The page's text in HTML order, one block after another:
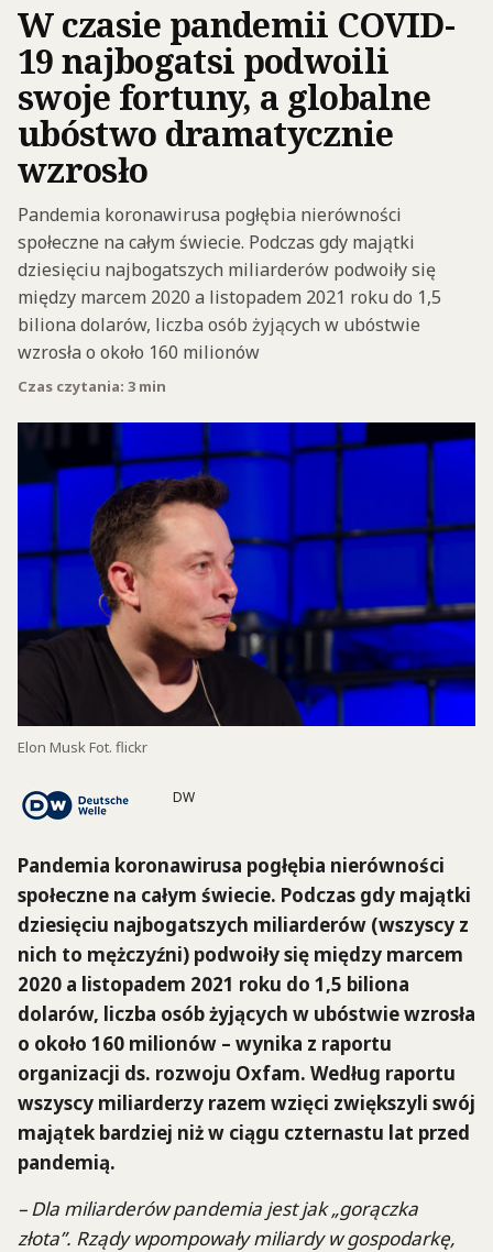
W czasie pandemii COVID-
19 najbogatsi podwoili
swoje fortuny, a globalne
ubóstwo dramatycznie
wzrosło
Pandemia koronawirusa pogłębia nierówności
społeczne na całym świecie. Podczas gdy majątki
dziesięciu najbogatszych miliarderów podwoiły się
między marcem 2020 a listopadem 2021 roku do 1,5
biliona dolarów, liczba osób żyjących w ubóstwie
wzrosła o około 160 milionów
Czas czytania: 3 min
Elon Musk Fot. flickr
DW
Pandemia koronawirusa pogłębia nierówności
społeczne na całym świecie. Podczas gdy majątki
dziesięciu najbogatszych miliarderów (wszyscy z
nich to mężczyźni) podwoiły się między marcem
2020 a listopadem 2021 roku do 1,5 biliona
dolarów, liczba osób żyjących w ubóstwie wzrosła
o około 160 milionów – wynika z raportu
organizacji ds. rozwoju Oxfam. Według raportu
wszyscy miliarderzy razem wzięci zwiększyli swój
majątek bardziej niż w ciągu czternastu lat przed
pandemią.
– Dla miliarderów pandemia jest jak „gorączka
złota”. Rządy wpompowały miliardy w gospodarkę,